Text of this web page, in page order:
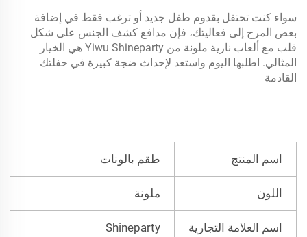
سواء كنت تحتفل بقدوم طفل جديد أو ترغب فقط في إضافة
بعض المرح إلى فعاليتك، فإن مدافع كشف الجنس على شكل
قلب مع ألعاب نارية ملونة من Yiwu Shineparty هي الخيار
المثالي. اطلبها اليوم واستعد لإحداث ضجة كبيرة في حفلتك
القادمة
اسم المنتج طقم بالونات
اللون ملونة
اسم العلامة التجارية Shineparty